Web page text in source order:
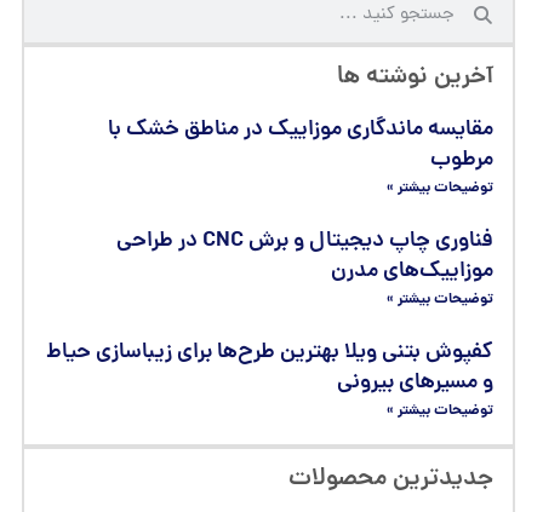
موزاییک‌های مدرن
توضیحات بیشتر »
کفپوش بتنی ویلا بهترین طرح‌ها برای زیباسازی حیاط
و مسیرهای بیرونی
توضیحات بیشتر »
جدیدترین محصولات
توضیحات بیشتر »
موزاییک A۱۶
موزاییک ۱۲۵